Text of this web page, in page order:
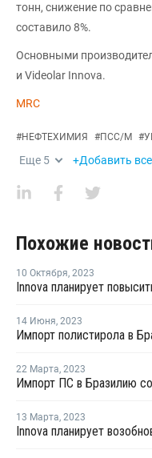
тонн, снижение по
составило 8%.
Основными
и Videolar Innova.
MRC
#НЕФТЕХИМИЯ #ПСС/М #
Еще 5 +Добавить
Похожие
10 Октября, 2023
Innova планирует
14 Июня, 2023
Импорт полистирола в
22 Марта, 2023
Импорт ПС в Бразилию
13 Марта, 2023
Innova планирует